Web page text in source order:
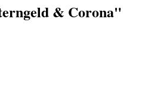
& Corona"